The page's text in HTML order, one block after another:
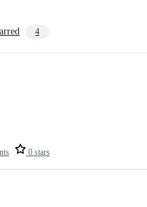
4
0 stars